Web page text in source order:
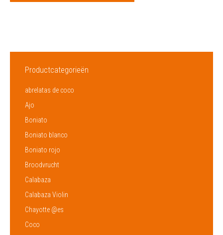
Productcategorieën
abrelatas de coco
Ajo
Boniato
Boniato blanco
Boniato rojo
Broodvrucht
Calabaza
Calabaza Violin
Chayotte @es
Coco